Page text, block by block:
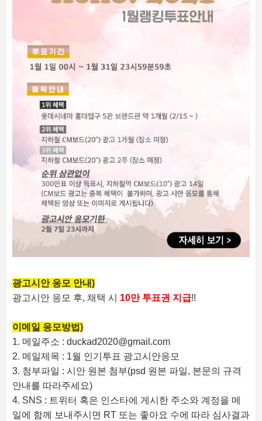
광고시안 응모 안내)
광고시안 응모 후, 채택 시 10만 투표권 지급!!
이메일 응모방법)
1. 메일주소 : duckad2020@gmail.com
2. 메일제목 : 1월 인기투표 광고시안응모
3. 첨부파일 : 시안 원본 첨부(psd 원본 파일, 본문의 규격
안내를 따라주세요)
4. SNS : 트위터 혹은 인스타에 게시한 주소와 계정을 메
일에 함께 보내주시면 RT 또는 좋아요 수에 따라 심사결과